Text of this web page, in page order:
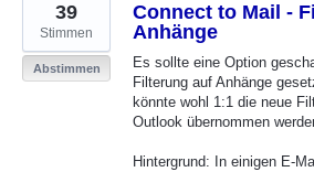
Connect to Mail -
Anhänge
Es sollte eine Option
Filterung auf Anhänge
könnte wohl 1:1 die neue
Outlook übernommen
Hintergrund: In einigen E-
39
Stimmen
Abstimmen